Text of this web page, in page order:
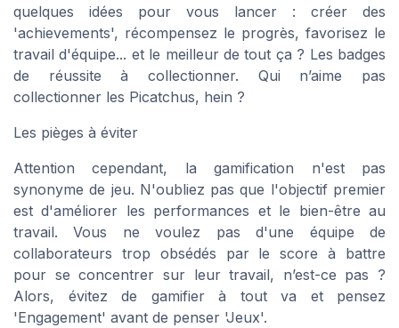
quelques idées pour vous lancer : créer des
'achievements', récompensez le progrès, favorisez le
travail d'équipe... et le meilleur de tout ça ? Les badges
de réussite à collectionner. Qui n’aime pas
collectionner les Picatchus, hein ?
Les pièges à éviter
Attention cependant, la gamification n'est pas
synonyme de jeu. N'oubliez pas que l'objectif premier
est d'améliorer les performances et le bien-être au
travail. Vous ne voulez pas d'une équipe de
collaborateurs trop obsédés par le score à battre
pour se concentrer sur leur travail, n’est-ce pas ?
Alors, évitez de gamifier à tout va et pensez
'Engagement' avant de penser 'Jeux'.